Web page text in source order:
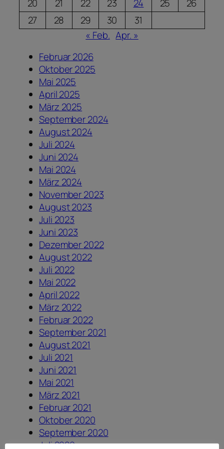
20 21 22 23 24 25
26
27
28 29 30
31
« Feb. Apr. »
Februar 2026
Oktober 2025
Mai 2025
April 2025
März 2025
September 2024
August 2024
Juli 2024
Juni 2024
Mai 2024
März 2024
November 2023
August 2023
Juli 2023
Juni 2023
Dezember 2022
August 2022
Juli 2022
Mai 2022
April 2022
März 2022
Februar 2022
September 2021
August 2021
Juli 2021
Juni 2021
Mai 2021
März 2021
Februar 2021
Oktober 2020
September 2020
Juli 2020